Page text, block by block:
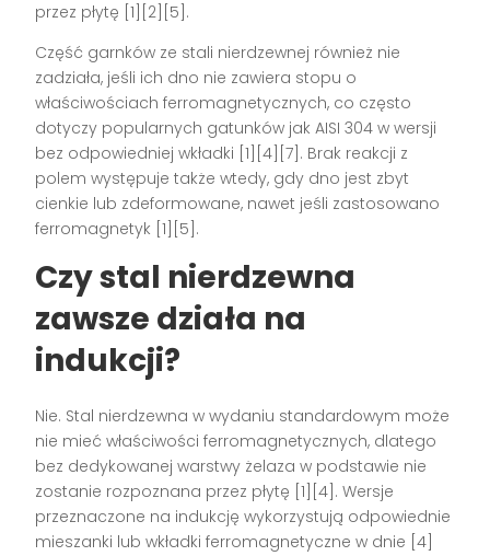
przez płytę [1][2][5].
Część garnków ze stali nierdzewnej również nie
zadziała, jeśli ich dno nie zawiera stopu o
właściwościach ferromagnetycznych, co często
dotyczy popularnych gatunków jak AISI 304 w wersji
bez odpowiedniej wkładki [1][4][7]. Brak reakcji z
polem występuje także wtedy, gdy dno jest zbyt
cienkie lub zdeformowane, nawet jeśli zastosowano
ferromagnetyk [1][5].
Czy stal nierdzewna
zawsze działa na
indukcji?
Nie. Stal nierdzewna w wydaniu standardowym może
nie mieć właściwości ferromagnetycznych, dlatego
bez dedykowanej warstwy żelaza w podstawie nie
zostanie rozpoznana przez płytę [1][4]. Wersje
przeznaczone na indukcję wykorzystują odpowiednie
mieszanki lub wkładki ferromagnetyczne w dnie [4]